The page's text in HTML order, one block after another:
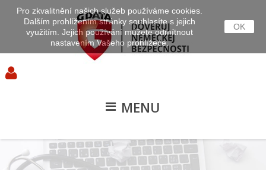
MENU
Pro zkvalitnění našich služeb používáme cookies.
Dalším prohlížením stránky souhlasíte s jejich
využitím. Jejich používání můžete odmítnout
nastavením Vašeho prohlížeče.
OK